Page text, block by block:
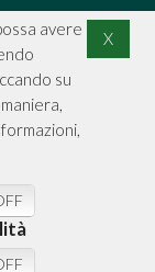
avere
su
X